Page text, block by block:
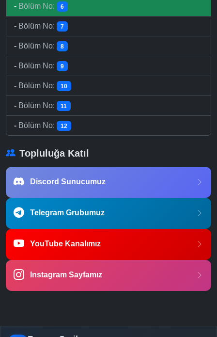
- Bölüm No: 6
- Bölüm No: 7
- Bölüm No: 8
- Bölüm No: 9
- Bölüm No: 10
- Bölüm No: 11
- Bölüm No: 12
Topluluğa Katıl
Discord Sunucumuz
Telegram Grubumuz
YouTube Kanalımız
Instagram Sayfamız